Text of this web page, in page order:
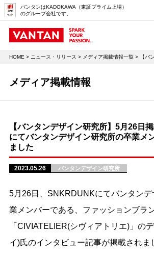
バンタンはKADOKAWA（東証プライム上場）
のグループ会社です。
HOME > ニュース・リリース > メディア掲載情報一覧 > 【バンタンデザイン研究所
メディア掲載情報
【バンタンデザイン研究所】5月26
にてバンタンデザイン研究所の卒業メ
ました
2023.05.26 バンタンデザイン研究所
5月26日、SNKRDUNKにてバンタン
業メンバーである、ファッションブラ
「CIVIATELIER(シヴィアトリエ)」の
イ)氏のインタビュー記事が掲載されま